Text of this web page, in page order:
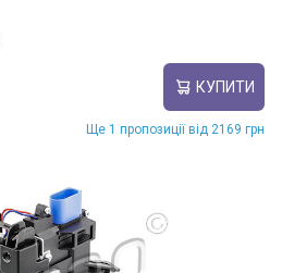
КУПИТИ
Ще 1 пропозиції від 2169 грн